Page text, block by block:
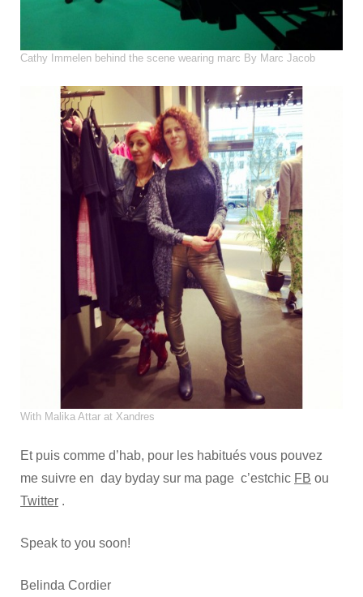
Cathy Immelen behind the scene wearing marc By Marc Jacob
With Malika Attar at Xandres
Et puis comme d’hab, pour les habitués vous pouvez
me suivre en day byday sur ma page c’estchic FB ou
Twitter .
Speak to you soon!
Belinda Cordier